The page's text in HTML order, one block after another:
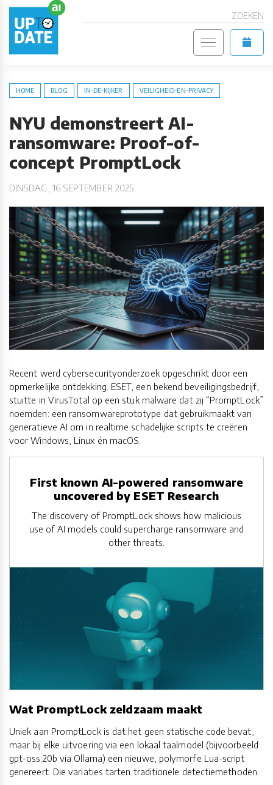
ZOEKEN
HOME BLOG IN-DE-KIJKER VEILIGHEID-EN-PRIVACY
NYU demonstreert AI-
ransomware: Proof-of-
concept PromptLock
DINSDAG, 16 SEPTEMBER 2025
Recent werd cybersecurityonderzoek opgeschrikt door een
opmerkelijke ontdekking. ESET, een bekend beveiligingsbedrijf,
stuitte in VirusTotal op een stuk malware dat zij “PromptLock”
noemden: een ransomwareprototype dat gebruikmaakt van
generatieve AI om in realtime schadelijke scripts te creëren
voor Windows, Linux én macOS.
First known AI-powered ransomware
uncovered by ESET Research
The discovery of PromptLock shows how malicious
use of AI models could supercharge ransomware and
other threats.
Wat PromptLock zeldzaam maakt
Uniek aan PromptLock is dat het geen statische code bevat,
maar bij elke uitvoering via een lokaal taalmodel (bijvoorbeeld
gpt-oss:20b via Ollama) een nieuwe, polymorfe Lua-script
genereert. Die variaties tarten traditionele detectiemethoden.